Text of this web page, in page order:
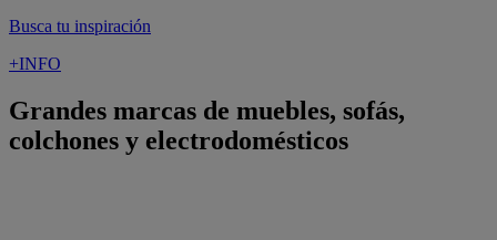
Busca tu inspiración
+INFO
Grandes marcas de muebles, sofás,
colchones y electrodomésticos